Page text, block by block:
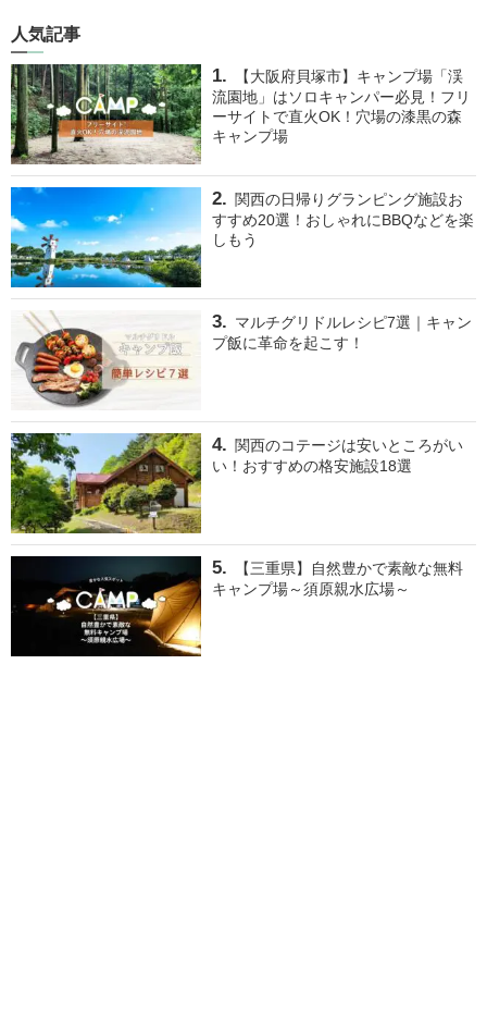
人気記事
【大阪府貝塚市】キャンプ場「渓
流園地」はソロキャンパー必見！フリ
ーサイトで直火OK！穴場の漆黒の森
キャンプ場
関西の日帰りグランピング施設お
すすめ20選！おしゃれにBBQなどを楽
しもう
マルチグリドルレシピ7選｜キャン
プ飯に革命を起こす！
関西のコテージは安いところがい
い！おすすめの格安施設18選
【三重県】自然豊かで素敵な無料
キャンプ場～須原親水広場～